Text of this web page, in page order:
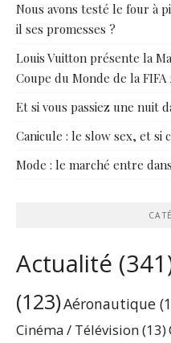
Nous avons testé le four à
il ses promesses ?
Louis Vuitton présente la
Coupe du Monde de la FIFA
Et si vous passiez une nuit
Canicule : le slow sex, et si
Mode : le marché entre
Actualité
(123)Aéronautique
Cinéma / Télévision(13)